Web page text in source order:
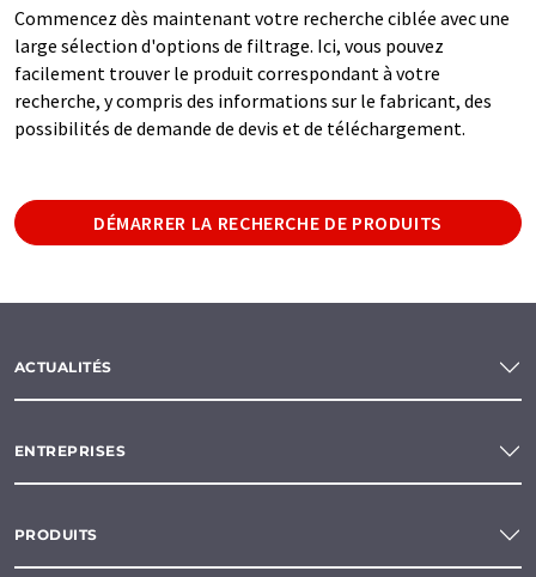
Commencez dès maintenant votre recherche ciblée avec une
large sélection d'options de filtrage. Ici, vous pouvez
facilement trouver le produit correspondant à votre
recherche, y compris des informations sur le fabricant, des
possibilités de demande de devis et de téléchargement.
DÉMARRER LA RECHERCHE DE PRODUITS
ACTUALITÉS
ENTREPRISES
PRODUITS